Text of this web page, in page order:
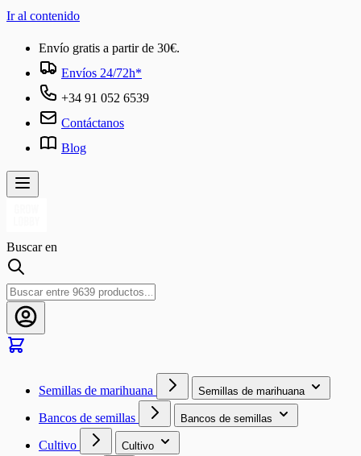
Ir al contenido
Envío gratis a partir de 30€.
Envíos 24/72h*
+34 91 052 6539
Contáctanos
Blog
Buscar en
Semillas de marihuana Semillas de marihuana
Bancos de semillas Bancos de semillas
Cultivo Cultivo